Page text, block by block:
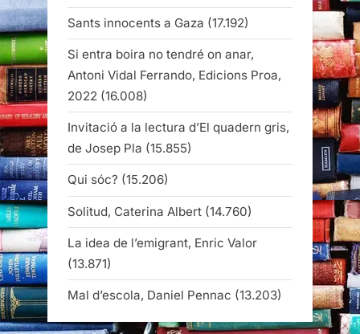
Sants innocents a Gaza (17.192)
Si entra boira no tendré on anar,
Antoni Vidal Ferrando, Edicions Proa,
2022 (16.008)
Invitació a la lectura d’El quadern gris,
de Josep Pla (15.855)
Qui sóc? (15.206)
Solitud, Caterina Albert (14.760)
La idea de l’emigrant, Enric Valor
(13.871)
Mal d’escola, Daniel Pennac (13.203)